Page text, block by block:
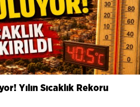
Yılın Sıcaklık Rekoru